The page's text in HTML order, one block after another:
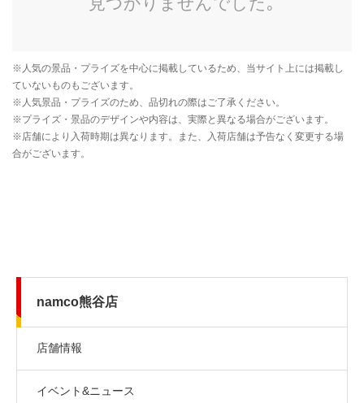
namco熊谷店
店舗情報
イベント&ニュース